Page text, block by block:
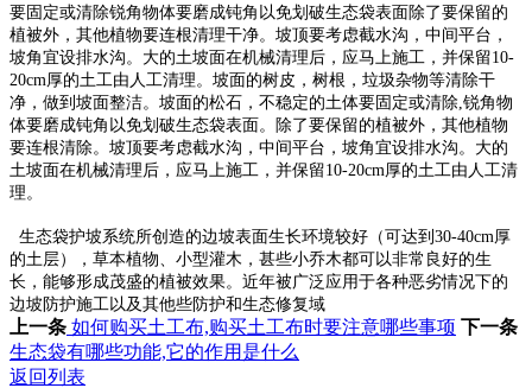
要固定或清除锐角物体要磨成钝角以免划破生态袋表面除了要保留的
植被外，其他植物要连根清理干净。坡顶要考虑截水沟，中间平台，
坡角宜设排水沟。大的土坡面在机械清理后，应马上施工，并保留10-
20cm厚的土工由人工清理。坡面的树皮，树根，垃圾杂物等清除干
净，做到坡面整洁。坡面的松石，不稳定的土体要固定或清除,锐角物
体要磨成钝角以免划破生态袋表面。除了要保留的植被外，其他植物
要连根清除。坡顶要考虑截水沟，中间平台，坡角宜设排水沟。大的
土坡面在机械清理后，应马上施工，并保留10-20cm厚的土工由人工清
理。
生态袋护坡系统所创造的边坡表面生长环境较好（可达到30-40cm厚
的土层），草本植物、小型灌木，甚些小乔木都可以非常良好的生
长，能够形成茂盛的植被效果。近年被广泛应用于各种恶劣情况下的
边坡防护施工以及其他些防护和生态修复域
上一条 如何购买土工布,购买土工布时要注意哪些事项 下一条
生态袋有哪些功能,它的作用是什么
返回列表